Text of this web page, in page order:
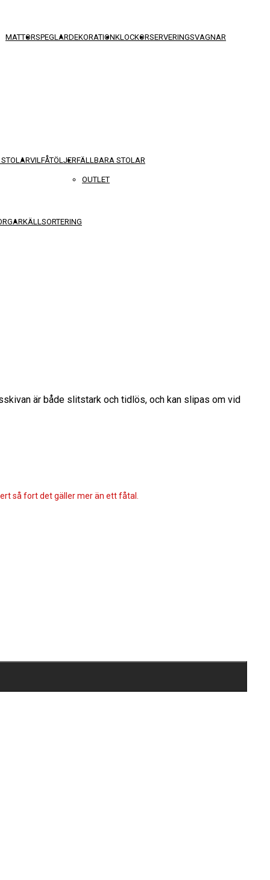
MATTORSPEGLARDEKORATIONKLOCKORSERVERINGSVAGNAR
VILFÅTÖLJERFÄLLBARA STOLAR
KÄLLSORTERING
OUTLET
är både slitstark och tidlös, och kan slipas om vid
så fort det gäller mer än ett fåtal.